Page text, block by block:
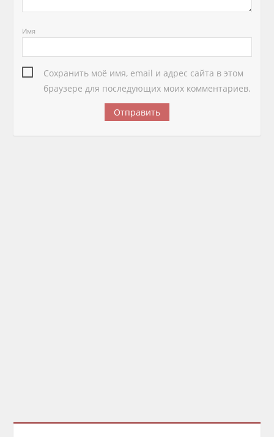
Имя
Сохранить моё имя, email и адрес сайта в этом
браузере для последующих моих комментариев.